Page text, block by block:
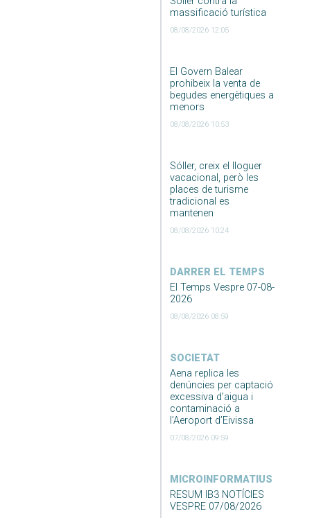
massificació turística
08/08/2026 12:05
El Govern Balear
prohibeix la venta de
begudes energètiques a
menors
08/08/2026 10:53
Sóller, creix el lloguer
vacacional, però les
places de turisme
tradicional es
mantenen
08/08/2026 10:24
DARRER EL TEMPS
El Temps Vespre 07-08-
2026
08/08/2026 08:59
SOCIETAT
Aena replica les
denúncies per captació
excessiva d’aigua i
contaminació a
l’Aeroport d’Eivissa
07/08/2026 09:59
MICROINFORMATIUS
RESUM IB3 NOTÍCIES
VESPRE 07/08/2026